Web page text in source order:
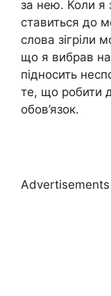
за нею. Коли я
ставиться до
слова зігріли
що я вибрав
підносить
те, що робити
обов’язок.
Advertisements